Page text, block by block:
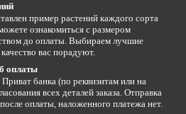
пример растений каждого сорта
ознакомиться с размером
до оплаты. Выбираем лучшие
вас порадуют.
оплаты
банка (по реквизитам или на
всех деталей заказа. Отправка
оплаты, наложенного платежа нет.